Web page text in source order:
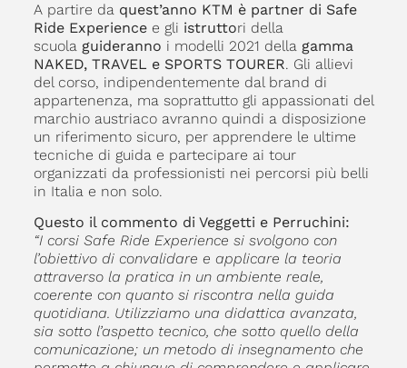
A partire da quest’anno KTM è partner di Safe
Ride Experiencee gli istruttori della
scuola guideranno i modelli 2021 della gamma
NAKED, TRAVEL e SPORTS TOURER. Gli allievi
del corso, indipendentemente dal brand di
appartenenza, ma soprattutto gli appassionati del
marchio austriaco avranno quindi a disposizione
un riferimento sicuro, per apprendere le ultime
tecniche di guida e partecipare ai tour
organizzati da professionisti nei percorsi più belli
in Italia e non solo.
Questo il commento di Veggetti e Perruchini:
“I corsi Safe Ride Experience si svolgono con
l’obiettivo di convalidare e applicare la teoria
attraverso la pratica in un ambiente reale,
coerente con quanto si riscontra nella guida
quotidiana. Utilizziamo una didattica avanzata,
sia sotto l’aspetto tecnico, che sotto quello della
comunicazione; un metodo di insegnamento che